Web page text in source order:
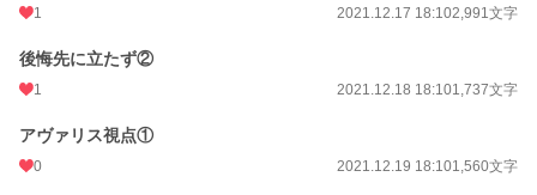
1 2021.12.17 18:102,991文字
後悔先に立たず②
1 2021.12.18 18:101,737文字
アヴァリス視点①
0 2021.12.19 18:101,560文字